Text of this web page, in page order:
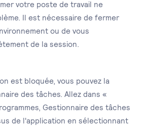
votre poste de travail ne
Il est nécessaire de fermer
ou de vous
de la session.
est bloquée, vous pouvez la
des tâches. Allez dans «
Gestionnaire des tâches
de l'application en sélectionnant